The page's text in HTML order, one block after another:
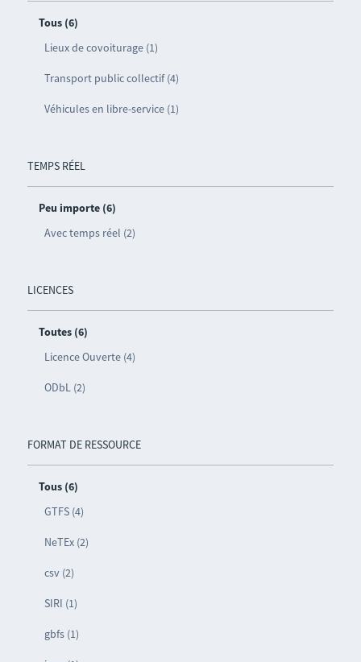
Tous (6)
Lieux de covoiturage (1)
Transport public collectif (4)
Véhicules en libre-service (1)
TEMPS RÉEL
Peu importe (6)
Avec temps réel (2)
LICENCES
Toutes (6)
Licence Ouverte (4)
ODbL (2)
FORMAT DE RESSOURCE
Tous (6)
GTFS (4)
NeTEx (2)
csv (2)
SIRI (1)
gbfs (1)